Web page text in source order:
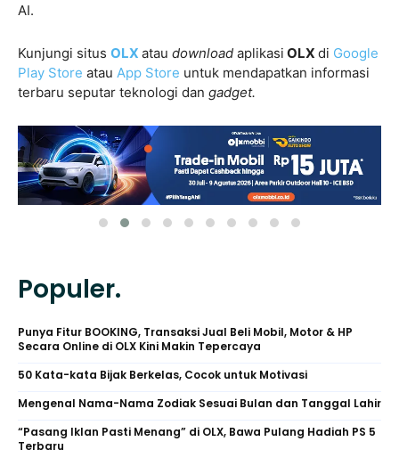
AI.
Kunjungi situs OLX atau download aplikasi OLX di Google
Play Store atau App Store untuk mendapatkan informasi
terbaru seputar teknologi dan gadget.
Populer.
Punya Fitur BOOKING, Transaksi Jual Beli Mobil, Motor & HP
Secara Online di OLX Kini Makin Tepercaya
50 Kata-kata Bijak Berkelas, Cocok untuk Motivasi
Mengenal Nama-Nama Zodiak Sesuai Bulan dan Tanggal Lahir
“Pasang Iklan Pasti Menang” di OLX, Bawa Pulang Hadiah PS 5
Terbaru